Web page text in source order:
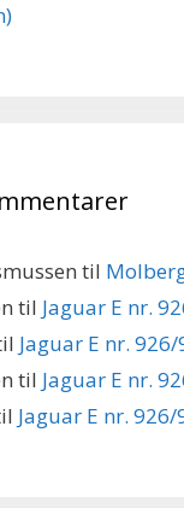
til
til Jaguar E nr.
Jaguar E nr. 926/
til Jaguar E nr.
Jaguar E nr. 926/